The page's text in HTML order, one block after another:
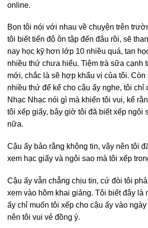
online.
Bọn tôi nói với nhau về chuyện trên
tôi biết tiến độ ôn tập đến đâu rồi, sẽ
nay học kỹ hơn lớp 10 nhiều quá, tan
nhiều thứ chưa hiểu. Tiệm trà sữa cạnh
mới, chắc là sẽ hợp khẩu vị của tôi. Còn
nhiều thứ để kể cho cậu ấy nghe, tôi chỉ
Nhạc Nhạc nói gì mà khiến tôi vui, kể
tôi xếp giấy, bây giờ tôi đã biết xếp ngôi
nữa.
Cậu ấy bảo rằng không tin, vậy nên tôi
xem hạc giấy và ngôi sao mà tôi xếp
Cậu ấy vẫn chẳng chịu tin, cứ đòi tôi
xem vào hôm khai giảng. Tôi biết đây là
ấy chỉ muốn tôi xếp cho cậu ấy vào
nên tôi vui vẻ đồng ý.